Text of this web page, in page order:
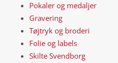
Pokaler og medaljer
Gravering
Tøjtryk og broderi
Folie og labels
Skilte Svendborg